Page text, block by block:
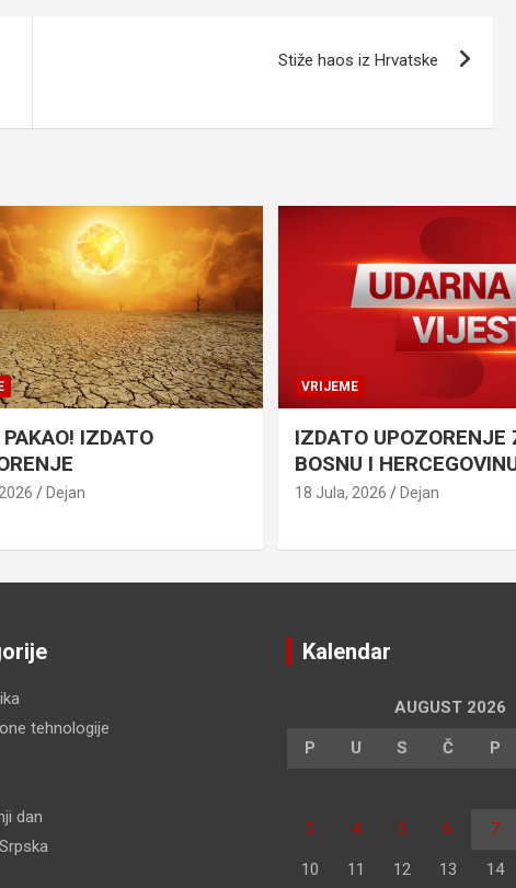
Stiže haos iz Hrvatske
IZDATO
Dejan
VRIJEME
IZDATO UPOZORENJE
BOSNU I
18 Jula, 2026 Dejan
tehnologije
dan
Kalendar
AUGUST 2026
P U S Č P
3 4 5 6 7
10 11 12 13 14